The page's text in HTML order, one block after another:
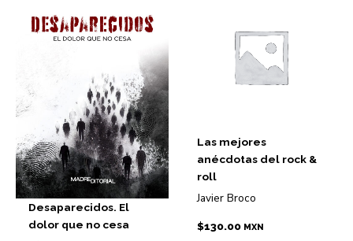
Desaparecidos. El
dolor que no cesa
Las mejores
anécdotas del rock &
roll
Javier Broco
$130.00 MXN